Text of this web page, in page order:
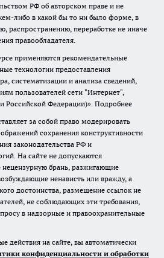
РФ об авторском праве и не
либо в какой бы то ни было форме, в
распространению, переработке не иначе
правообладателя.
применяются рекомендательные
технологии предоставления
систематизации и анализа сведений,
пользователей сети "Интернет",
Российской Федерации)». Подробнее
за собой право модерировать
сохранения конструктивности
законодательства РФ и
На сайте не допускаются
брань, разжигающие
ненависть или вражду, а
достоинства, размещение ссылок не
не соблюдающих эти требования,
в надзорные и правоохранительные
действия на сайте, вы автоматически
конфиденциальности и обработки